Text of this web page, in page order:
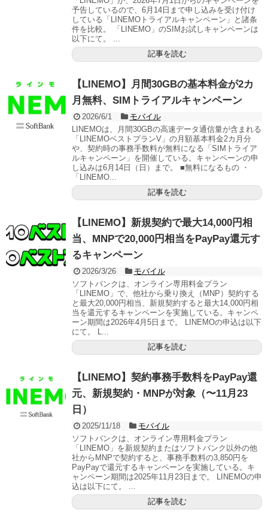
予告しているので、6月14日まで申し込みを受け付け
している「LINEMOトライアルキャンペーン」と諸条
件を比較。 「LINEMO」のSIMお試しキャンペーンは
以下にて。 ...
記事を読む
【LINEMO】月間30GBの基本料金が2カ
月無料、SIMトライアルキャンペーン
2026/6/1
モバイル
LINEMOは、月間30GBの高速データ通信量が含まれる
「LINEMOベストプランV」の月額基本料金2カ月分
や、契約時の事務手数料が無料になる「SIMトライア
ルキャンペーン」を開催している。キャンペーンの申
し込みは6月14日（日）まで。 ■無料になるもの ・
「LINEMO...
記事を読む
【LINEMO】新規契約で最大14,000円相
当、MNPで20,000円相当をPayPay還元す
るキャンペーン
2026/3/26
モバイル
ソフトバンクは、オンライン専用料金プラン
「LINEMO」で、他社から乗り換え（MNP）契約する
と最大20,000円相当、新規契約すると最大14,000円相
当を還元するキャンペーンを実施している。キャンペ
ーン期間は2026年4月5日まで。 LINEMOの申込は以下
にて。 L...
記事を読む
【LINEMO】契約事務手数料をPayPay還
元、新規契約・MNPが対象（〜11月23
日）
2025/11/18
モバイル
ソフトバンクは、オンライン専用料金プラン
「LINEMO」を新規契約またはソフトバンク以外の他
社からMNPで契約すると、事務手数料の3,850円を
PayPayで還元するキャンペーンを実施している。キ
ャンペーン期間は2025年11月23日まで。 LINEMOの申
込は以下にて。 ...
記事を読む